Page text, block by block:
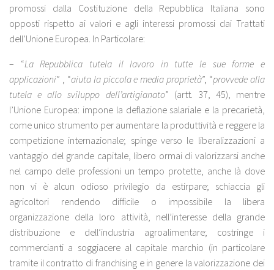
promossi dalla Costituzione della Repubblica Italiana sono
opposti rispetto ai valori e agli interessi promossi dai Trattati
dell’Unione Europea. In Particolare:
– “La Repubblica tutela il lavoro in tutte le sue forme e
applicazioni” , “aiuta la piccola e media proprietà”, “provvede alla
tutela e allo sviluppo dell’artigianato” (artt. 37, 45), mentre
l’Unione Europea: impone la deflazione salariale e la precarietà,
come unico strumento per aumentare la produttività e reggere la
competizione internazionale; spinge verso le liberalizzazioni a
vantaggio del grande capitale, libero ormai di valorizzarsi anche
nel campo delle professioni un tempo protette, anche là dove
non vi è alcun odioso privilegio da estirpare; schiaccia gli
agricoltori rendendo difficile o impossibile la libera
organizzazione della loro attività, nell’interesse della grande
distribuzione e dell’industria agroalimentare; costringe i
commercianti a soggiacere al capitale marchio (in particolare
tramite il contratto di franchising e in genere la valorizzazione dei